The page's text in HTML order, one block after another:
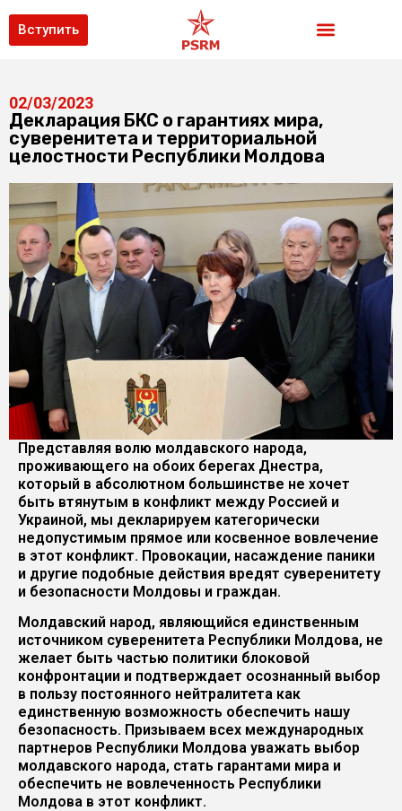
Вступить
02/03/2023
Декларация БКС о гарантиях мира,
суверенитета и территориальной
целостности Республики Молдова
Представляя волю молдавского народа,
проживающего на обоих берегах Днестра,
который в абсолютном большинстве не хочет
быть втянутым в конфликт между Россией и
Украиной, мы декларируем категорически
недопустимым прямое или косвенное вовлечение
в этот конфликт. Провокации, насаждение паники
и другие подобные действия вредят суверенитету
и безопасности Молдовы и граждан.
Молдавский народ, являющийся единственным
источником суверенитета Республики Молдова, не
желает быть частью политики блоковой
конфронтации и подтверждает осознанный выбор
в пользу постоянного нейтралитета как
единственную возможность обеспечить нашу
безопасность. Призываем всех международных
партнеров Республики Молдова уважать выбор
молдавского народа, стать гарантами мира и
обеспечить не вовлеченность Республики
Молдова в этот конфликт.